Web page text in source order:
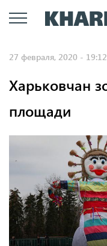
27 февраля, 2020 - 19:12
Харьковчан
площади